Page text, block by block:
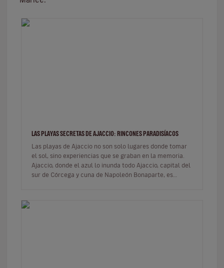
LAS PLAYAS SECRETAS DE AJACCIO: RINCONES PARADISÍACOS
Las playas de Ajaccio no son solo lugares donde tomar
el sol, sino experiencias que se graban en la memoria.
Ajaccio, donde el azul lo inunda todo Ajaccio, capital del
sur de Córcega y cuna de Napoleón Bonaparte, es